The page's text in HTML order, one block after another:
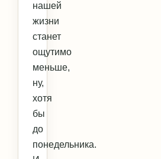
нашей
жизни
станет
ощутимо
меньше,
ну,
хотя
бы
до
понедельника.